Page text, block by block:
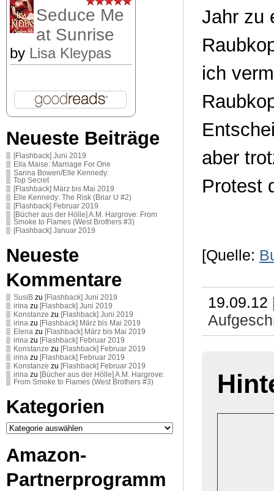
Seduce Me
at Sunrise
by Lisa Kleypas
Neueste Beiträge
[Flashback] Juni 2019
Ella Maise: Marriage For One
Sarina Bowen/Elle Kennedy:
Top Secret
[Flashback] März bis Mai 2019
Elle Kennedy: The Risk (Briar U #2)
[Flashback] Februar 2019
[Bücher aus der Hölle] A.M. Hargrove: From
Smoke to Flames (West Brothers #3)
[Flashback] Januar 2019
Neueste
Kommentare
SusiB zu [Flashback] Juni 2019
irina zu [Flashback] Juni 2019
Konstanze zu [Flashback] Juni 2019
irina zu [Flashback] März bis Mai 2019
Elena zu [Flashback] März bis Mai 2019
irina zu [Flashback] Februar 2019
Konstanze zu [Flashback] Februar 2019
irina zu [Flashback] Februar 2019
Konstanze zu [Flashback] Februar 2019
irina zu [Bücher aus der Hölle] A.M. Hargrove:
From Smoke to Flames (West Brothers #3)
Kategorien
Kategorien
Amazon-
Partnerprogramm
Jahr zu
ich
aber
Protest
[Quelle: